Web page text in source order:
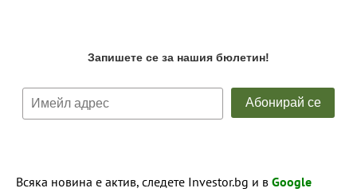
Всяка новина е актив, следете Investor.bg и в Google